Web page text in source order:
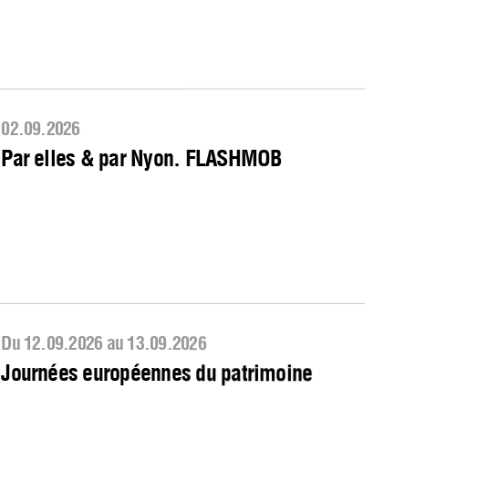
02.09.2026
Par elles & par Nyon. FLASHMOB
Du 12.09.2026 au 13.09.2026
Journées européennes du patrimoine